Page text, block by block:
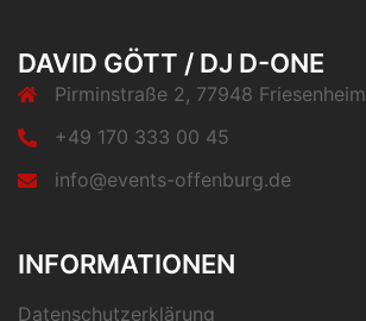
DAVID GÖTT / DJ D-ONE
Pirminstraße 2, 77948 Friesenheim
+49 170 333 00 45
info@events-offenburg.de
INFORMATIONEN
Datenschutzerklärung